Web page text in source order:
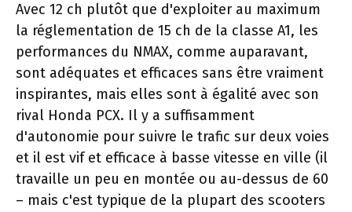
Avec 12 ch plutôt que d'exploiter au maximum
la réglementation de 15 ch de la classe A1, les
performances du NMAX, comme auparavant,
sont adéquates et efficaces sans être vraiment
inspirantes, mais elles sont à égalité avec son
rival Honda PCX. Il y a suffisamment
d'autonomie pour suivre le trafic sur deux voies
et il est vif et efficace à basse vitesse en ville (il
travaille un peu en montée ou au-dessus de 60
– mais c'est typique de la plupart des scooters